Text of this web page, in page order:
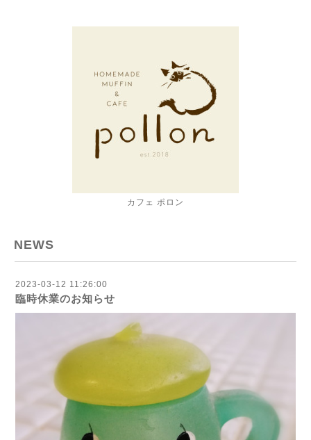
カフェ ポロン
NEWS
2023-03-12 11:26:00
臨時休業のお知らせ